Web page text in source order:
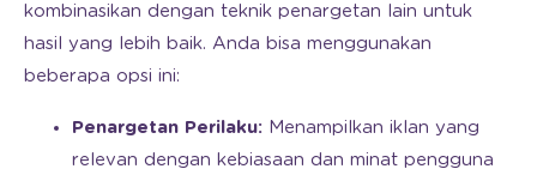
kombinasikan dengan teknik penargetan lain untuk
hasil yang lebih baik. Anda bisa menggunakan
beberapa opsi ini:
Penargetan Perilaku: Menampilkan iklan yang
relevan dengan kebiasaan dan minat pengguna